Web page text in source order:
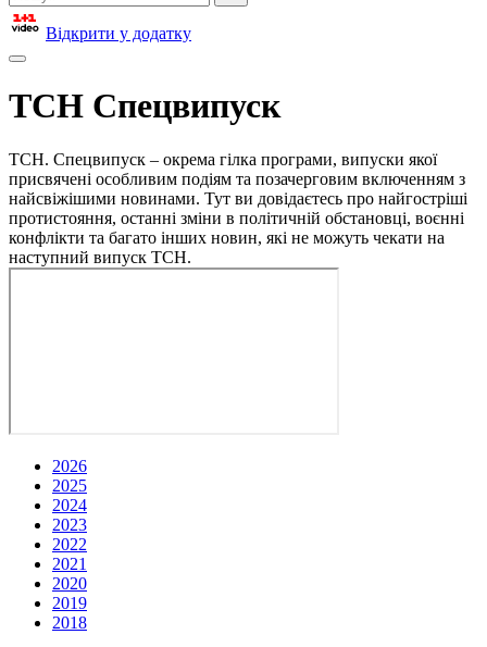
Відкрити у додатку
ТСН Спецвипуск
ТСН. Спецвипуск – окрема гілка програми, випуски якої
присвячені особливим подіям та позачерговим включенням з
найсвіжішими новинами. Тут ви довідаєтесь про найгостріші
протистояння, останні зміни в політичній обстановці, воєнні
конфлікти та багато інших новин, які не можуть чекати на
наступний випуск ТСН.
2026
2025
2024
2023
2022
2021
2020
2019
2018